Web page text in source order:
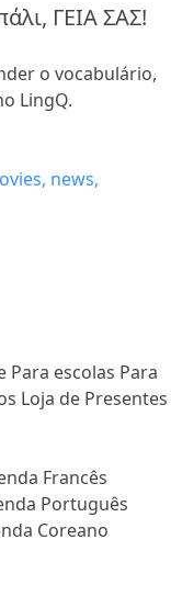
ΓΕΙΑ ΣΑΣ!
o vocabulário,
LingQ.
Para escolas Para
Loja de Presentes
Francês
Português
Coreano